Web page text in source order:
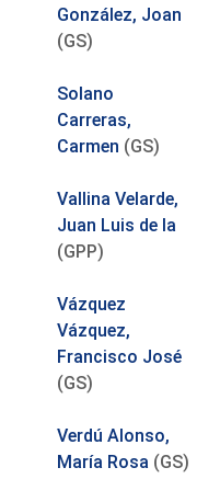
González, Joan
(GS)
Solano
Carreras,
Carmen (GS)
Vallina Velarde,
Juan Luis de la
(GPP)
Vázquez
Vázquez,
Francisco José
(GS)
Verdú Alonso,
María Rosa (GS)